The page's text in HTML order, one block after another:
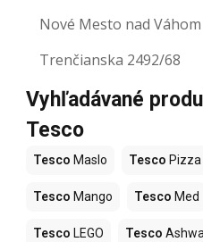
Nové Mesto nad Váhom
Trenčianska 2492/68
Vyhľadávané
Tesco
Tesco Maslo Tesco Pizza
Tesco Mango Tesco Med
Tesco LEGO Tesco